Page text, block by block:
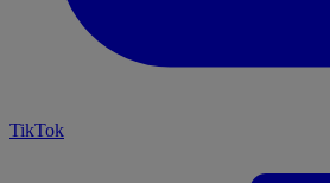
TikTok